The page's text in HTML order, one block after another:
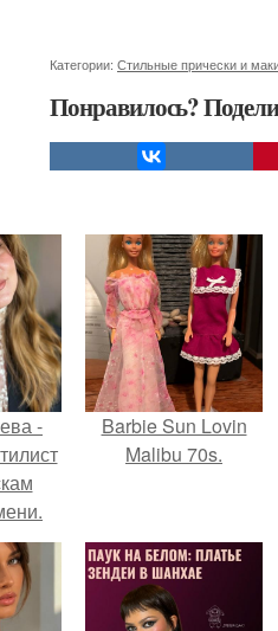
Категории: Стильные прически и
Понравилось?
-
Barbie Sun Lovin
Malibu 70s.